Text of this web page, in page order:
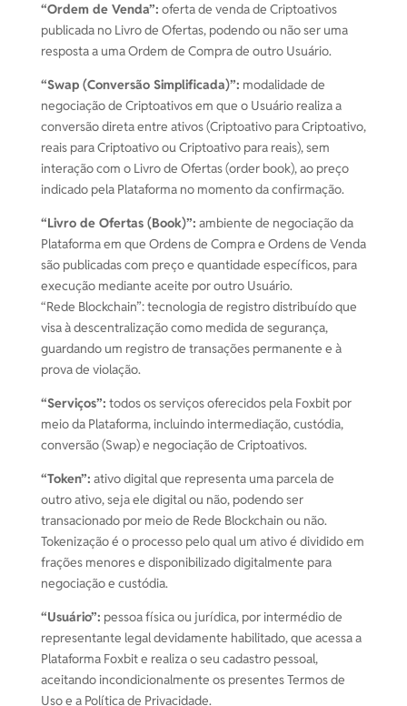
“Ordem de Venda”: oferta de venda de Criptoativos
publicada no Livro de Ofertas, podendo ou não ser uma
resposta a uma Ordem de Compra de outro Usuário.
“Swap (Conversão Simplificada)”: modalidade de
negociação de Criptoativos em que o Usuário realiza a
conversão direta entre ativos (Criptoativo para Criptoativo,
reais para Criptoativo ou Criptoativo para reais), sem
interação com o Livro de Ofertas (order book), ao preço
indicado pela Plataforma no momento da confirmação.
“Livro de Ofertas (Book)”: ambiente de negociação da
Plataforma em que Ordens de Compra e Ordens de Venda
são publicadas com preço e quantidade específicos, para
execução mediante aceite por outro Usuário.
“Rede Blockchain”: tecnologia de registro distribuído que
visa à descentralização como medida de segurança,
guardando um registro de transações permanente e à
prova de violação.
“Serviços”: todos os serviços oferecidos pela Foxbit por
meio da Plataforma, incluindo intermediação, custódia,
conversão (Swap) e negociação de Criptoativos.
“Token”: ativo digital que representa uma parcela de
outro ativo, seja ele digital ou não, podendo ser
transacionado por meio de Rede Blockchain ou não.
Tokenização é o processo pelo qual um ativo é dividido em
frações menores e disponibilizado digitalmente para
negociação e custódia.
“Usuário”: pessoa física ou jurídica, por intermédio de
representante legal devidamente habilitado, que acessa a
Plataforma Foxbit e realiza o seu cadastro pessoal,
aceitando incondicionalmente os presentes Termos de
Uso e a Política de Privacidade.